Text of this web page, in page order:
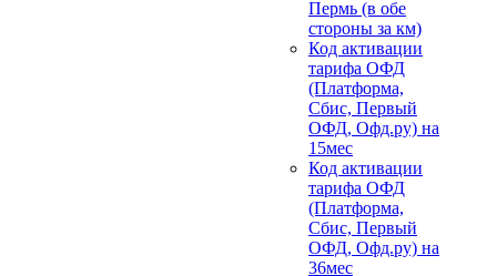
Пермь (в обе
стороны за км)
Код активации
тарифа ОФД
(Платформа,
Сбис, Первый
ОФД, Офд.ру) на
15мес
Код активации
тарифа ОФД
(Платформа,
Сбис, Первый
ОФД, Офд.ру) на
36мес